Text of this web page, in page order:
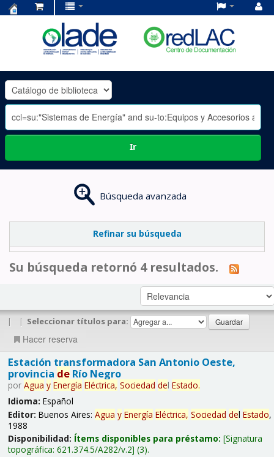
OLADE
-
Ir
Búsqueda avanzada
Refinar su búsqueda
Su búsqueda retornó 4 resultados.
| | Seleccionar títulos para:
Hacer reserva
Estación transformadora San Antonio Oeste,
provincia deRío Negro
por Agua y Energía Eléctrica, Sociedad del Estado.
Idioma: Español
Editor: Buenos Aires: Agua y Energía Eléctrica, Sociedad del Estado,
1988
Disponibilidad: Ítems disponibles para préstamo: Signatura
topográfica: 621.374.5/A282/v.2 (3).